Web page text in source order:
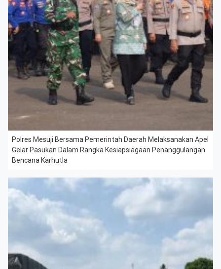
Polres Mesuji Bersama Pemerintah Daerah Melaksanakan Apel
Gelar Pasukan Dalam Rangka Kesiapsiagaan Penanggulangan
Bencana Karhutla